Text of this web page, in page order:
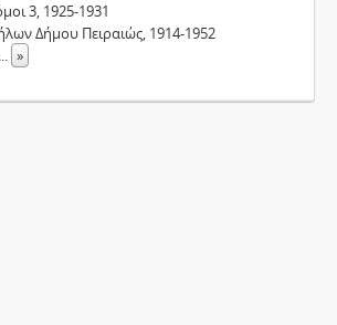
3, 1925-1931
Δήμου Πειραιώς, 1914-1952
... »